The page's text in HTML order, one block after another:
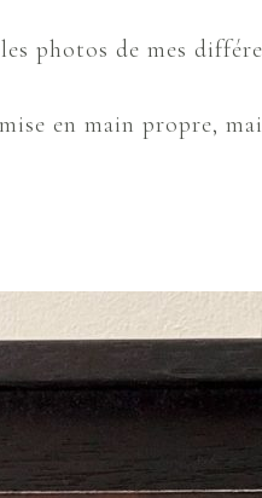
photos de mes
en main propre,